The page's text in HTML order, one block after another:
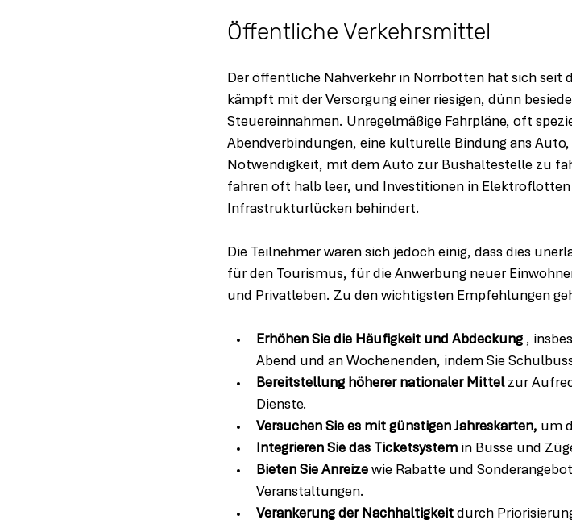
Öffentliche Verkehrsmittel
Der öffentliche Nahverkehr in Norrbotten hat sich seit
kämpft mit der Versorgung einer riesigen, dünn
Steuereinnahmen. Unregelmäßige Fahrpläne, oft
Abendverbindungen, eine kulturelle Bindung ans
Notwendigkeit, mit dem Auto zur Bushaltestelle zu
fahren oft halb leer, und Investitionen in
Infrastrukturlücken behindert.
Die Teilnehmer waren sich jedoch einig, dass dies
für den Tourismus, für die Anwerbung neuer
und Privatleben. Zu den wichtigsten Empfehlungen
Erhöhen Sie die Häufigkeit und Abdeckung ,
Abend und an Wochenenden, indem Sie
Bereitstellung höherer nationaler Mittel zur
Dienste.
Versuchen Sie es mit günstigen Jahreskarten, um
Integrieren Sie das Ticketsystem in Busse und
Bieten Sie Anreize wie Rabatte und
Veranstaltungen.
Verankerung der Nachhaltigkeit durch